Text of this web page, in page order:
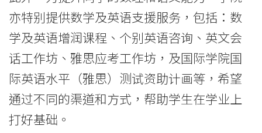
亦特别提供数学及英语支援服务，包括：数
学及英语增润课程、个别英语咨询、英文会
话工作坊、雅思应考工作坊，及国际学院国
际英语水平（雅思）测试资助计画等，希望
通过不同的渠道和方式，帮助学生在学业上
打好基础。